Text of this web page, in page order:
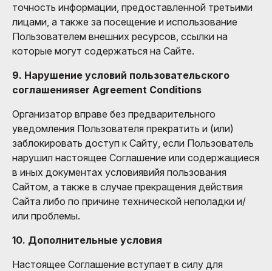
точность информации, предоставленной третьими
лицами, а также за посещение и использование
Пользователем внешних ресурсов, ссылки на
которые могут содержаться на Сайте.
9. Нарушение условий пользовательского
соглашенияser Agreement Conditions
Организатор вправе без предварительного
уведомления Пользователя прекратить и (или)
заблокировать доступ к Сайту, если Пользователь
нарушил настоящее Соглашение или содержащиеся
в иных документах условиявийя пользования
Сайтом, а также в случае прекращения действия
Сайта либо по причине технической неполадки и/
или проблемы.
10. Дополнительные условия
Настоящее Соглашение вступает в силу для